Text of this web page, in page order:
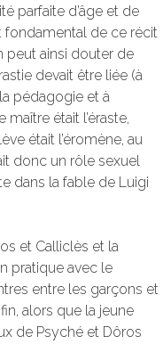
parfaite d’âge et de
fondamental de ce récit
peut ainsi douter de
devait être liée (à
pédagogie et à
maître était l’éraste,
était l’éromène, au
donc un rôle sexuel
dans la fable de Luigi
et Calliclès et la
pratique avec le
entre les garçons et
alors que la jeune
de Psyché et Dôros